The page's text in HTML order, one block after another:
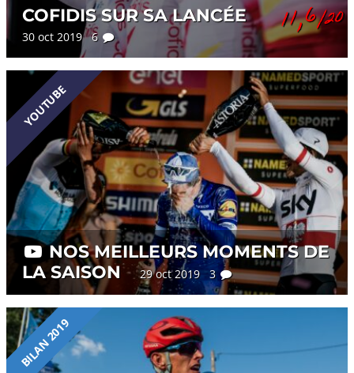
COFIDIS SUR SA LANCÉE
30 oct 2019 6
11,6/20
YOUTUBE
NOS MEILLEURS MOMENTS DE
LA SAISON
29 oct 2019 3
BILAN 2019